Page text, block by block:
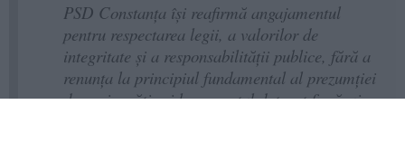
PSD Constanța își reafirmă angajamentul
pentru respectarea legii, a valorilor de
integritate și a responsabilității publice, fără a
renunța la principiul fundamental al prezumției
de nevinovăție și la respectul datorat fiecărui